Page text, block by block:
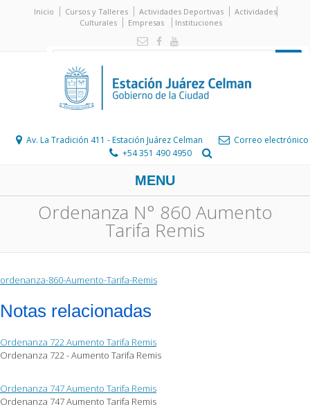
Inicio Cursos y Talleres Actividades Deportivas
Actividades
Culturales
Empresas Instituciones
Av. La Tradición 411 - Estación Juárez Celman
Correo electrónico
+54 351 490 4950
MENU
Ordenanza N° 860 Aumento
Tarifa Remis
ordenanza-860-Aumento-Tarifa-Remis
Notas relacionadas
Ordenanza 722 Aumento Tarifa Remis
Ordenanza 722 - Aumento Tarifa Remis
Ordenanza 747 Aumento Tarifa Remis
Ordenanza 747 Aumento Tarifa Remis